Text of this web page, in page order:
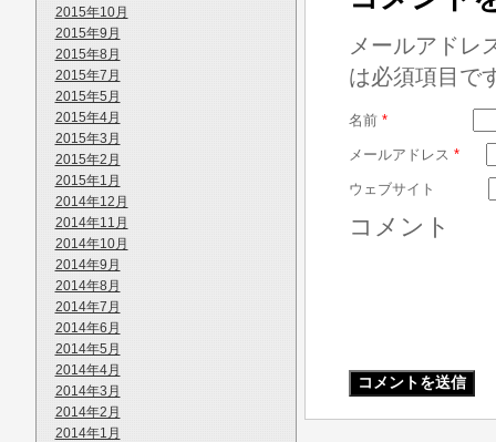
2015年10月
2015年9月
2015年8月
2015年7月
2015年5月
2015年4月
2015年3月
2015年2月
2015年1月
2014年12月
2014年11月
2014年10月
2014年9月
2014年8月
2014年7月
2014年6月
2014年5月
2014年4月
2014年3月
2014年2月
2014年1月
メールアドレ
は必須項目で
名前 *
メールアドレス *
ウェブサイト
コメント